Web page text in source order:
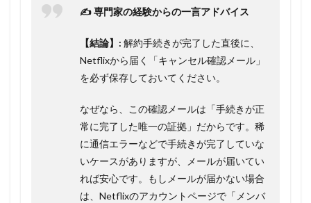
✍️ 専門家の経験からの一言アドバイス
【結論】: 解約手続きが完了した直後に、
Netflixから届く「キャンセル確認メール」
を必ず保存しておいてください。
なぜなら、この確認メールは「手続きが正
常に完了した唯一の証拠」だからです。稀
に通信エラーなどで手続きが完了していな
いケースがありますが、メールが届いてい
れば安心です。もしメールが届かない場合
は、Netflixのアカウントページで「メンバ